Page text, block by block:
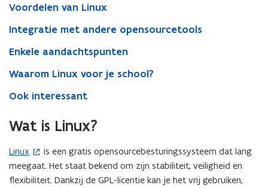
Voordelen van Linux
Integratie met andere opensourcetools
Enkele aandachtspunten
Waarom Linux voor je school?
Ook interessant
Wat is Linux?
Linux
(
o
p
is een gratis opensourcebesturingssysteem dat lang
meegaat. Het staat bekend om zijn stabiliteit, veiligheid en
flexibiliteit. Dankzij de GPL-licentie kan je het vrij gebruiken,